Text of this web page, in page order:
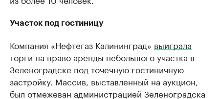
Участок под гостиницу
Компания «Нефтегаз Калининград» выиграла
торги на право аренды небольшого участка в
Зеленоградске под точечную гостиничную
застройку. Массив, выставленный на аукцион,
был отмежеван администрацией Зеленоградска